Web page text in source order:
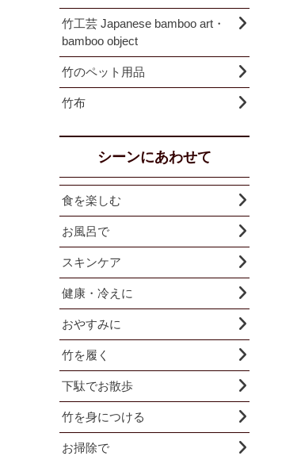
竹工芸 Japanese bamboo art・
bamboo object
竹のペット用品
竹布
シーンにあわせて
食を楽しむ
お風呂で
スキンケア
健康・冷えに
おやすみに
竹を履く
下駄でお散歩
竹を身につける
お掃除で